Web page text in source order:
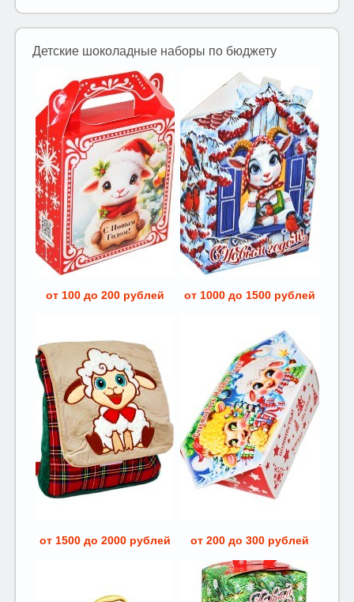
Детские шоколадные наборы по бюджету
от 100 до 200 рублей от 1000 до 1500 рублей
от 1500 до 2000 рублей от 200 до 300 рублей